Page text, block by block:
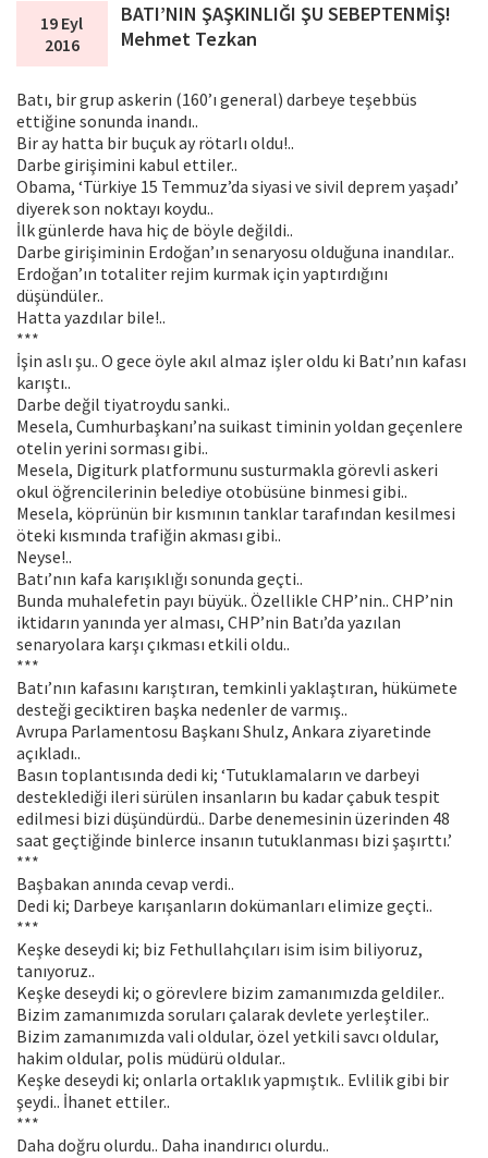
19 Eyl
2016
BATI’NIN ŞAŞKINLIĞI ŞU SEBEPTENMİŞ!
Mehmet Tezkan
Batı, bir grup askerin (160’ı general) darbeye teşebbüs
ettiğine sonunda inandı..
Bir ay hatta bir buçuk ay rötarlı oldu!..
Darbe girişimini kabul ettiler..
Obama, ‘Türkiye 15 Temmuz’da siyasi ve sivil deprem yaşadı’
diyerek son noktayı koydu..
İlk günlerde hava hiç de böyle değildi..
Darbe girişiminin Erdoğan’ın senaryosu olduğuna inandılar..
Erdoğan’ın totaliter rejim kurmak için yaptırdığını
düşündüler..
Hatta yazdılar bile!..
***
İşin aslı şu.. O gece öyle akıl almaz işler oldu ki Batı’nın kafası
karıştı..
Darbe değil tiyatroydu sanki..
Mesela, Cumhurbaşkanı’na suikast timinin yoldan geçenlere
otelin yerini sorması gibi..
Mesela, Digiturk platformunu susturmakla görevli askeri
okul öğrencilerinin belediye otobüsüne binmesi gibi..
Mesela, köprünün bir kısmının tanklar tarafından kesilmesi
öteki kısmında trafiğin akması gibi..
Neyse!..
Batı’nın kafa karışıklığı sonunda geçti..
Bunda muhalefetin payı büyük.. Özellikle CHP’nin.. CHP’nin
iktidarın yanında yer alması, CHP’nin Batı’da yazılan
senaryolara karşı çıkması etkili oldu..
***
Batı’nın kafasını karıştıran, temkinli yaklaştıran, hükümete
desteği geciktiren başka nedenler de varmış..
Avrupa Parlamentosu Başkanı Shulz, Ankara ziyaretinde
açıkladı..
Basın toplantısında dedi ki; ‘Tutuklamaların ve darbeyi
desteklediği ileri sürülen insanların bu kadar çabuk tespit
edilmesi bizi düşündürdü.. Darbe denemesinin üzerinden 48
saat geçtiğinde binlerce insanın tutuklanması bizi şaşırttı.’
***
Başbakan anında cevap verdi..
Dedi ki; Darbeye karışanların dokümanları elimize geçti..
***
Keşke deseydi ki; biz Fethullahçıları isim isim biliyoruz,
tanıyoruz..
Keşke deseydi ki; o görevlere bizim zamanımızda geldiler..
Bizim zamanımızda soruları çalarak devlete yerleştiler..
Bizim zamanımızda vali oldular, özel yetkili savcı oldular,
hakim oldular, polis müdürü oldular..
Keşke deseydi ki; onlarla ortaklık yapmıştık.. Evlilik gibi bir
şeydi.. İhanet ettiler..
***
Daha doğru olurdu.. Daha inandırıcı olurdu..